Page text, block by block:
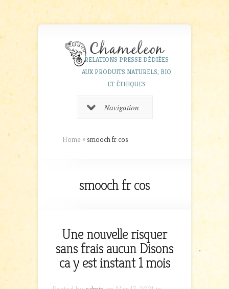
RELATIONS PRESSE DÉDIÉES
AUX PRODUITS NATURELS, BIO
ET ÉTHIQUES
Navigation
Home » smooch fr cos
smooch fr cos
Une nouvelle risquer
sans frais aucun Disons
ca y est instant 1 mois